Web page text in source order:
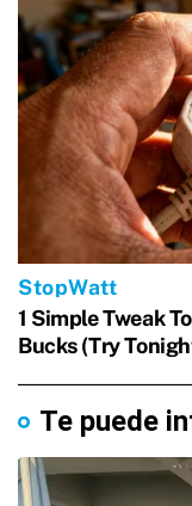
Te puede